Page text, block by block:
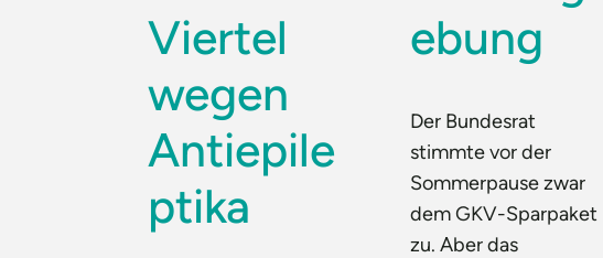
Viertel
wegen
Antiepile
ptika
ebung
Der Bundesrat
stimmte vor der
Sommerpause zwar
dem GKV-Sparpaket
zu. Aber das